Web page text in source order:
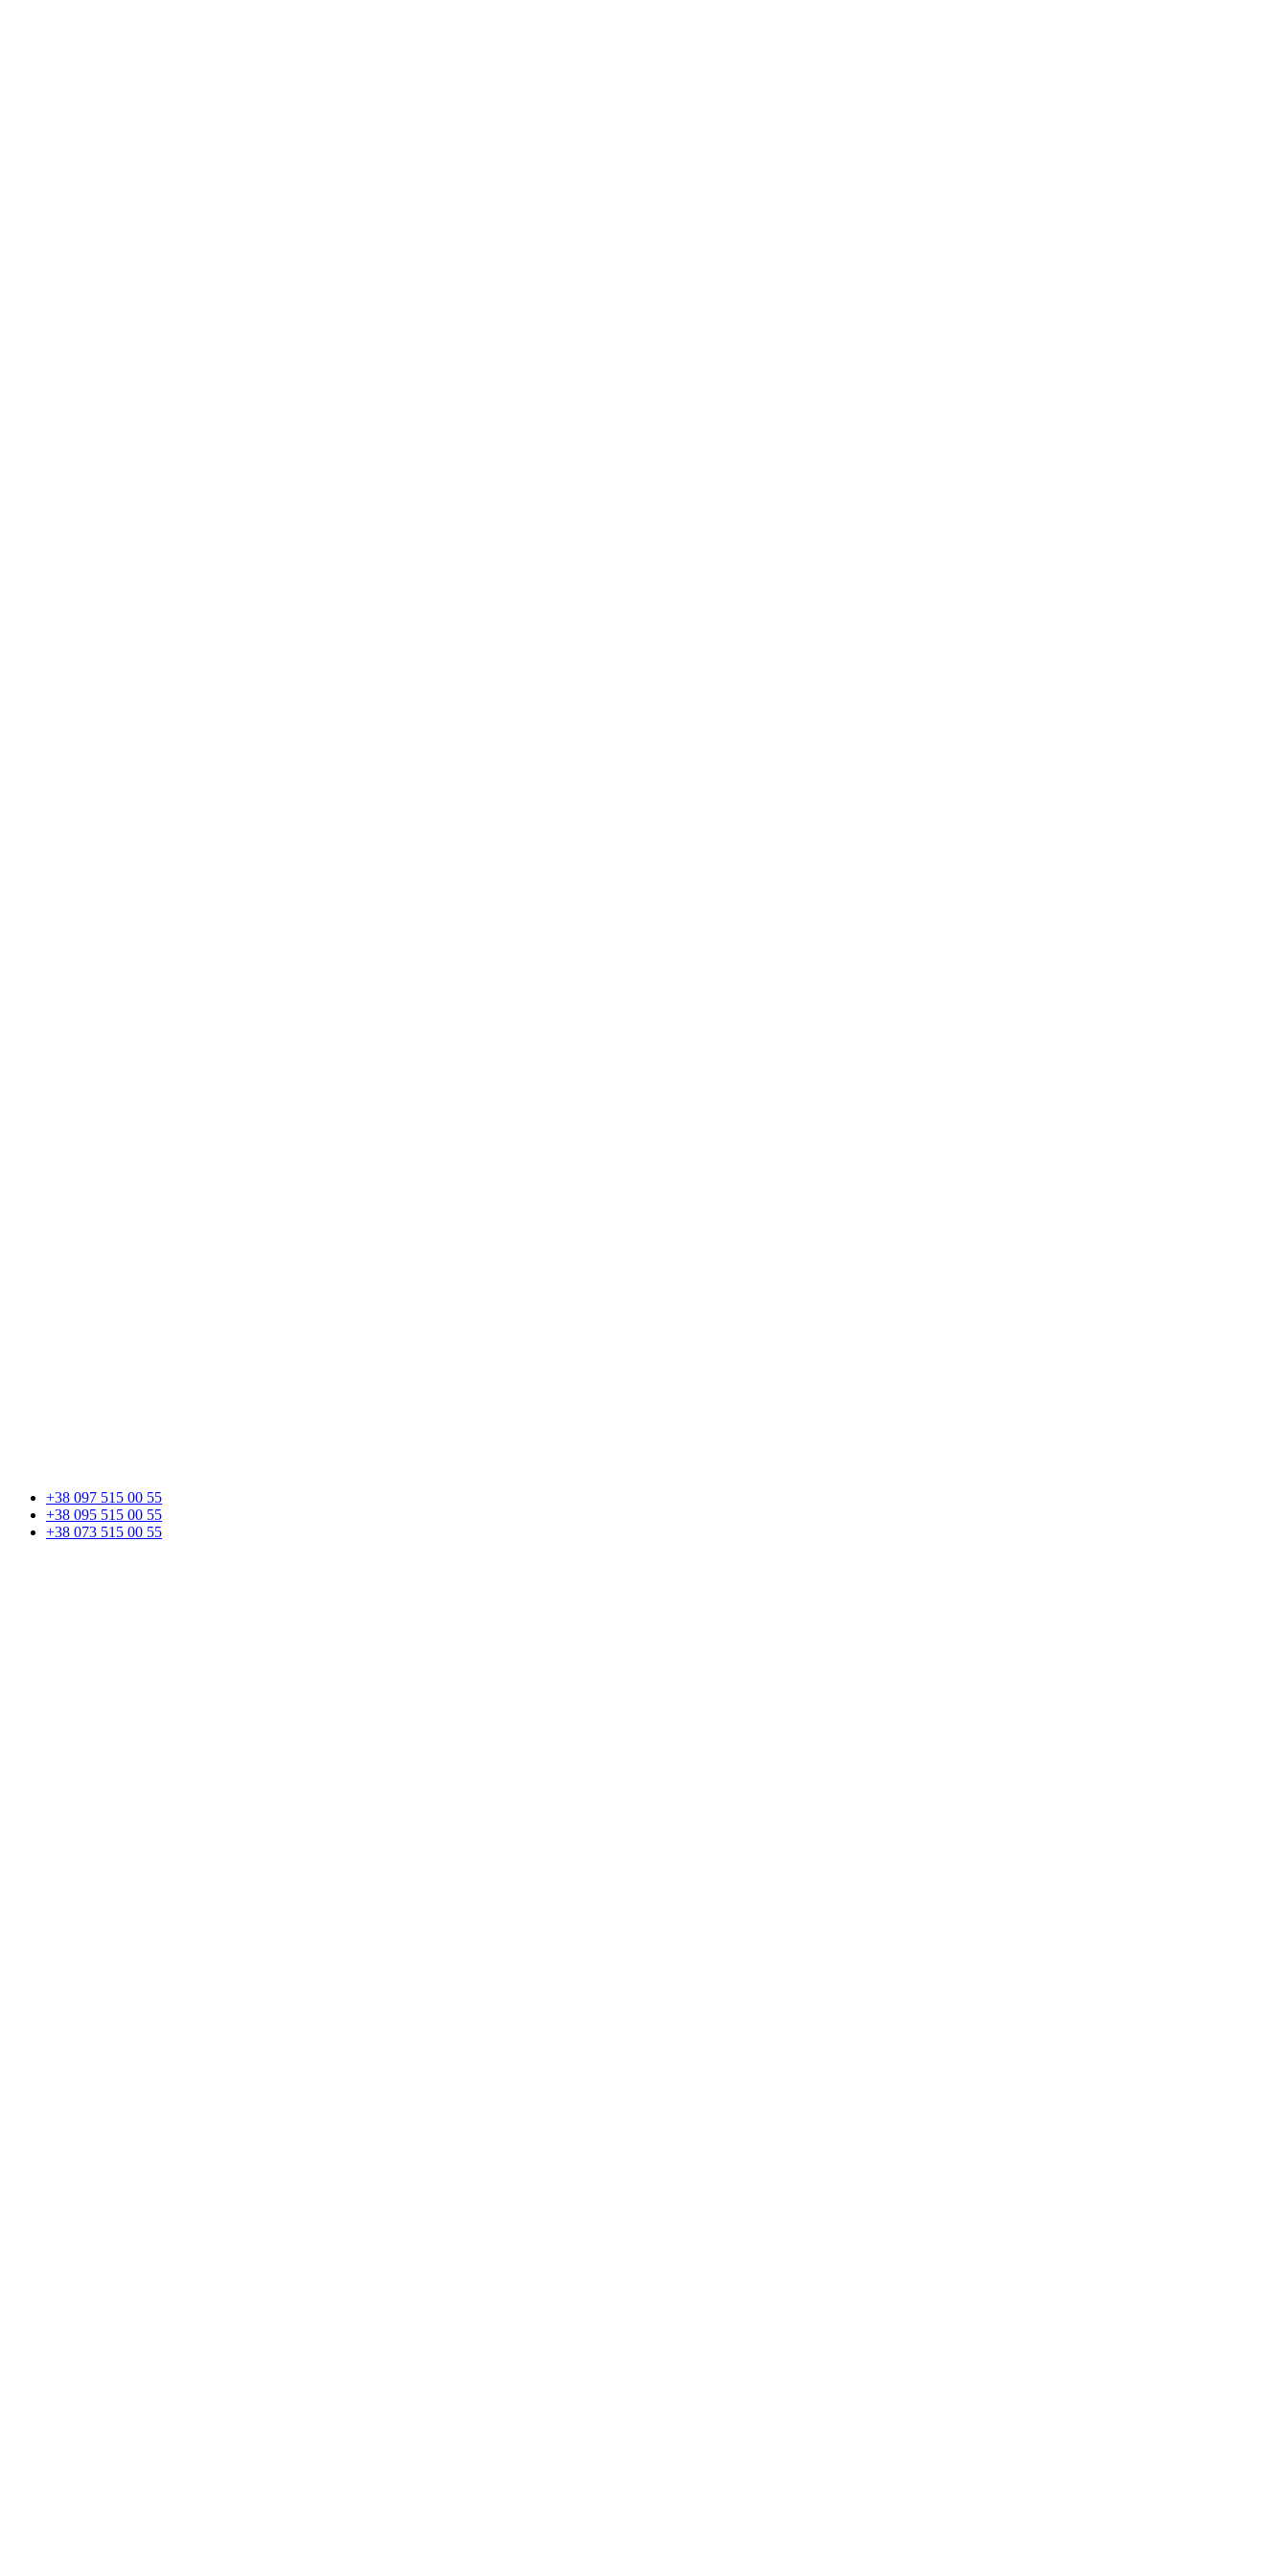
+38 097 515 00 55
+38 095 515 00 55
+38 073 515 00 55